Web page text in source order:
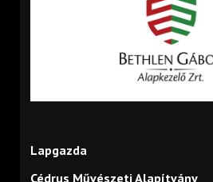
Lapgazda
Cédrus Művészeti Alapítvány